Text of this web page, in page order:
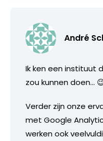
André
Ik ken een instituut
zou kunnen doen…
Verder zijn onze
met Google
werken ook